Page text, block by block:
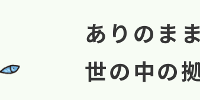
ありのま
世の中の